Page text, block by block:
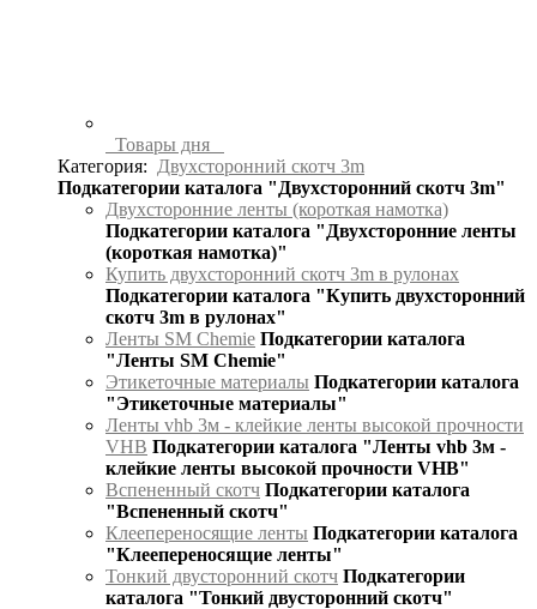
Товары дня
Категория:
Двухсторонний скотч 3m
Подкатегории каталога "Двухсторонний скотч 3m"
Двухсторонние ленты (короткая намотка)
Подкатегории каталога "Двухсторонние ленты
(короткая намотка)"
Купить двухсторонний скотч 3m в рулонах
Подкатегории каталога "Купить двухсторонний
скотч 3m в рулонах"
Ленты SM Chemie Подкатегории каталога
"Ленты SM Chemie"
Этикеточные материалы Подкатегории каталога
"Этикеточные материалы"
Ленты vhb 3м - клейкие ленты высокой прочности
VHB Подкатегории каталога "Ленты vhb 3м -
клейкие ленты высокой прочности VHB"
Вспененный скотч Подкатегории каталога
"Вспененный скотч"
Клеепереносящие ленты Подкатегории каталога
"Клеепереносящие ленты"
Тонкий двусторонний скотч Подкатегории
каталога "Тонкий двусторонний скотч"